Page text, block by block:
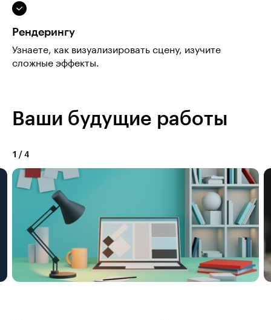
Рендерингу
Узнаете, как визуализировать сцену, изучите
сложные эффекты.
Ваши будущие работы
1 / 4